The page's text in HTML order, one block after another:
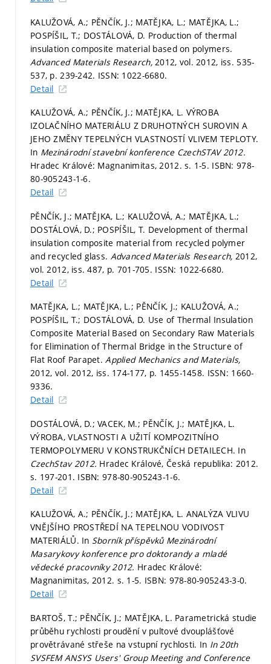
KALUŽOVÁ, A.; PĚNČÍK, J.; MATĚJKA, L.; MATĚJKA, L.;
POSPÍŠIL, T.; DOSTÁLOVÁ, D. Production of thermal
insulation composite material based on polymers.
Advanced Materials Research, 2012, vol. 2012, iss. 535-
537, p. 239-242. ISSN: 1022-6680.
Detail
KALUŽOVÁ, A.; PĚNČÍK, J.; MATĚJKA, L. VÝROBA
IZOLAČNÍHO MATERIÁLU Z DRUHOTNÝCH SUROVIN A
JEHO ZMĚNY TEPELNÝCH VLASTNOSTÍ VLIVEM TEPLOTY.
In Mezinárodní stavební konference CzechSTAV 2012.
Hradec Králové: Magnanimitas, 2012.s. 1-5. ISBN: 978-
80-905243-1-6.
Detail
PĚNČÍK, J.; MATĚJKA, L.; KALUŽOVÁ, A.; MATĚJKA, L.;
DOSTÁLOVÁ, D.; POSPÍŠIL, T. Development of thermal
insulation composite material from recycled polymer
and recycled glass. Advanced Materials Research, 2012,
vol. 2012, iss. 487, p. 701-705. ISSN: 1022-6680.
Detail
MATĚJKA, L.; MATĚJKA, L.; PĚNČÍK, J.; KALUŽOVÁ, A.;
POSPÍŠIL, T.; DOSTÁLOVÁ, D. Use of Thermal Insulation
Composite Material Based on Secondary Raw Materials
for Elimination of Thermal Bridge in the Structure of
Flat Roof Parapet.Applied Mechanics and Materials,
2012, vol. 2012, iss. 174-177, p. 1455-1458. ISSN: 1660-
9336.
Detail
DOSTÁLOVÁ, D.; VACEK, M.; PĚNČÍK, J.; MATĚJKA, L.
VÝROBA, VLASTNOSTI A UŽITÍ KOMPOZITNÍHO
TERMOPOLYMERU V KONSTRUKČNÍCH DETAILECH. In
CzechStav 2012. Hradec Králové, Česká republika: 2012.
s. 197-201. ISBN: 978-80-905243-1-6.
Detail
KALUŽOVÁ, A.; PĚNČÍK, J.; MATĚJKA, L. ANALÝZA VLIVU
VNĚJŠÍHO PROSTŘEDÍ NA TEPELNOU VODIVOST
MATERIÁLŮ. In Sborník příspěvků Mezinárodní
Masarykovy konference pro doktorandy a mladé
vědecké pracovníky 2012. Hradec Králové:
Magnanimitas, 2012. s. 1-5. ISBN: 978-80-905243-3-0.
Detail
BARTOŠ, T.; PĚNČÍK, J.; MATĚJKA, L. Parametrická studie
průběhu rychlosti proudění v pultové dvouplášťové
provětrávané střeše na vstupní rychlosti. In In 20th
SVSFEM ANSYS Users' Group Meeting and Conference